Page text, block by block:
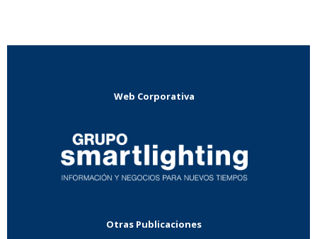
Web Corporativa
Otras Publicaciones